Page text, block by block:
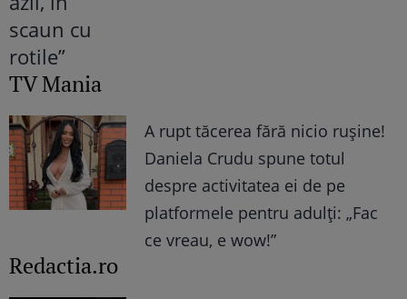
TV Mania
A rupt tăcerea fără nicio rușine!
Daniela Crudu spune totul
despre activitatea ei de pe
platformele pentru adulți: „Fac
ce vreau, e wow!”
Redactia.ro